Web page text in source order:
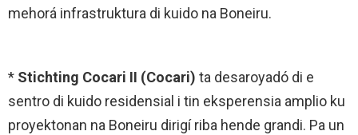
mehorá infrastruktura di kuido na Boneiru.
* Stichting Cocari II (Cocari) ta desaroyadó di e
sentro di kuido residensial i tin eksperensia amplio ku
proyektonan na Boneiru dirigí riba hende grandi. Pa un